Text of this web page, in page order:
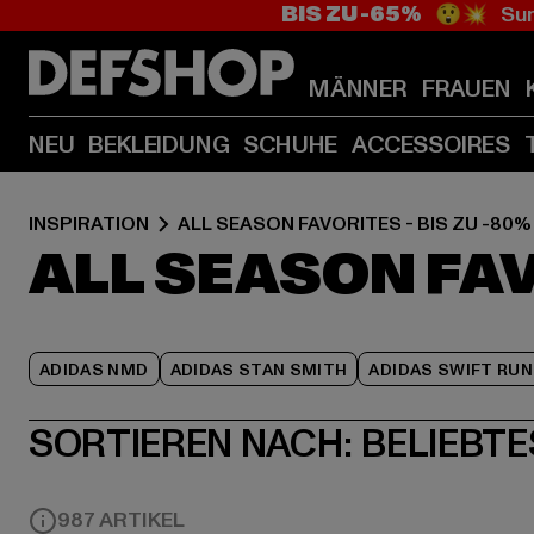
BIS ZU -65% 😲💥
MÄNNER FRAUEN
NEU BEKLEIDUNG SCHUHE ACCESSOIRES
INSPIRATION ALL SEASON FAVORITES - BIS ZU -80%
ALL SEASON
ADIDAS NMD ADIDAS STAN SMITH ADIDAS SWIFT RUN
SORTIEREN NACH:
987 ARTIKEL